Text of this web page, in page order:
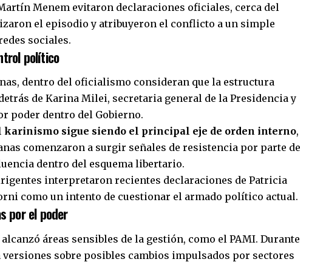
Menem evitaron declaraciones oficiales, cerca del
el episodio y atribuyeron el conflicto a un simple
sociales.
político
dentro del oficialismo consideran que la estructura
de Karina Milei, secretaria general de la Presidencia y
poder dentro del Gobierno.
karinismo sigue siendo el principal eje de orden interno,
comenzaron a surgir señales de resistencia por parte de
dentro del esquema libertario.
interpretaron recientes declaraciones de Patricia
como un intento de cuestionar el armado político actual.
por el poder
áreas sensibles de la gestión, como el PAMI. Durante
sobre posibles cambios impulsados por sectores